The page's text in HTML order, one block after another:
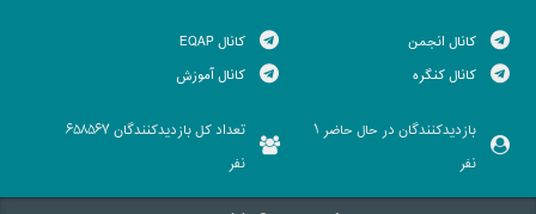
کانال انجمن
کانال کنگره
کانال EQAP
کانال آموزش
بازدیدکنندگان در حال حاضر 1
نفر
تعداد کل بازدیدکنندگان 658567
نفر